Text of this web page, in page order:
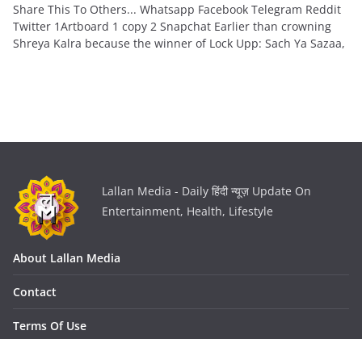
Share This To Others... Whatsapp Facebook Telegram Reddit
Twitter 1Artboard 1 copy 2 Snapchat Earlier than crowning
Shreya Kalra because the winner of Lock Upp: Sach Ya Sazaa,
Lallan Media - Daily हिंदी न्यूज़ Update On
Entertainment, Health, Lifestyle
About Lallan Media
Contact
Terms Of Use